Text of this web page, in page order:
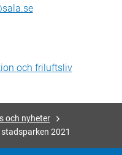
och friluftsliv
och nyheter
2021